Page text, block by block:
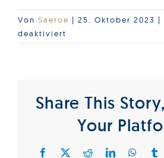
Events
Von Saeroe | 25. Oktober 2023 |
deaktiviert
Bio
Share This
Your
Facebook RedditLinkedIn